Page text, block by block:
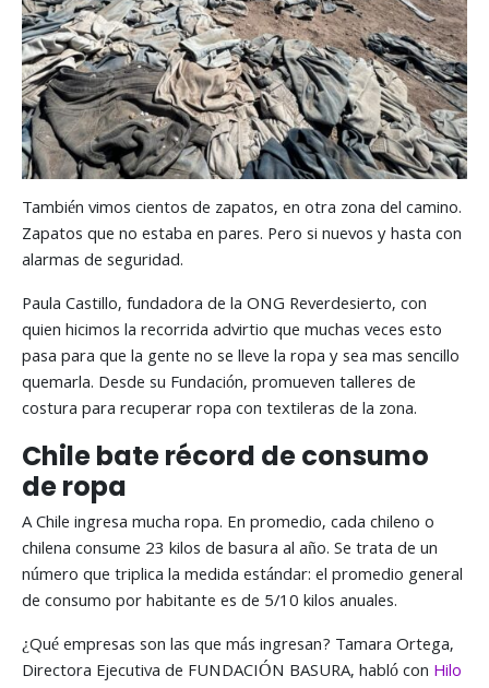
También vimos cientos de zapatos, en otra zona del camino.
Zapatos que no estaba en pares. Pero si nuevos y hasta con
alarmas de seguridad.
Paula Castillo, fundadora de la ONG Reverdesierto, con
quien hicimos la recorrida advirtio que muchas veces esto
pasa para que la gente no se lleve la ropa y sea mas sencillo
quemarla. Desde su Fundación, promueven talleres de
costura para recuperar ropa con textileras de la zona.
Chile bate récord de consumo
de ropa
A Chile ingresa mucha ropa. En promedio, cada chileno o
chilena consume 23 kilos de basura al año. Se trata de un
número que triplica la medida estándar: el promedio general
de consumo por habitante es de 5/10 kilos anuales.
¿Qué empresas son las que más ingresan? Tamara Ortega,
Directora Ejecutiva de FUNDACIÓN BASURA, habló con Hilo